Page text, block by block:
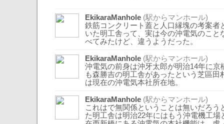
EkikaraManhole (駅からマンホール)
鉄筋コンクリート蓋と人口縁塊の考案者
いた明工舎って、実は今の沖電気のこと
べてみたけど、違うようだった。
EkikaraManhole (駅からマンホール)
沖電気の前身は沖牙太郎が明治14年に
も森勝吉の明工舎があったという芝區
は現在の沖電気本社所在地。
EkikaraManhole (駅からマンホール)
これはで無関係ということは無いだろ
た明工舎は明治22年にはもう沖電機工